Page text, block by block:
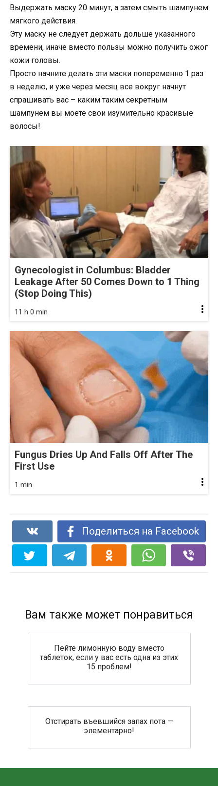
Выдержать маску 20 минут, а затем смыть шампунем
мягкого действия.
Эту маску не следует держать дольше указанного
времени, иначе вместо пользы можно получить ожог
кожи головы.
Просто начните делать эти маски попеременно 1 раз
в неделю, и уже через месяц все вокруг начнут
спрашивать вас – каким таким секретным
шампунем вы моете свои изумительно красивые
волосы!
Gynecologist in Columbus: Bladder
Leakage After 50 Comes Down to 1 Thing
(Stop Doing This)
11 h 0 min
Fungus Dries Up And Falls Off After The
First Use
1 min
Поделиться на Facebook
Вам также может понравиться
Пейте лимонную воду вместо
таблеток, если у вас есть одна из этих
15 проблем!
Отстирать въевшийся запах пота —
элементарно!